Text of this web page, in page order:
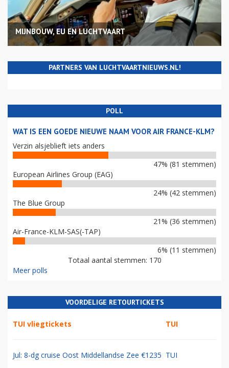
MIJNBOUW, EU EN LUCHTVAART
PARTNERS VAN LUCHTVAARTNIEUWS.NL!
POLL
WAT IS EEN GOEDE NIEUWE NAAM VOOR AIR FRANCE-KLM?
Verzin alsjeblieft iets anders
47% (81 stemmen)
European Airlines Group (EAG)
24% (42 stemmen)
The Blue Group
21% (36 stemmen)
Air-France-KLM-SAS(-TAP)
6% (11 stemmen)
Totaal aantal stemmen: 170
Meer polls
VOORDELIGE RETOURTICKETS
TUI vliegtickets TUI
Jul: 8-dg cruise Oost Middellandse Zee €1235 TUI